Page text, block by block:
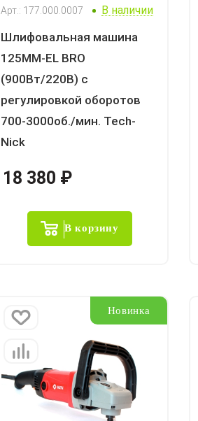
Арт.: 177.000.0007 В наличии
Шлифовальная машина
125MM-EL BRO
(900Вт/220В) с
регулировкой оборотов
700-3000об./мин. Tech-
Nick
18 380 ₽
В корзину
Новинка